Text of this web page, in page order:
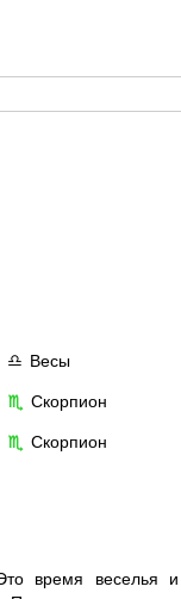
♎ Весы
♏ Скорпион
♏ Скорпион
время веселья и